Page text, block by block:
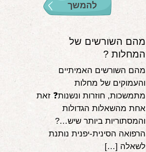
להמשך
מהם השורשים של
המחלות ?
מהם השורשים האמיתיים
והעמוקים של מחלות
מתמשכות, חוזרות ונשנות❓ זאת
אחת מהשאלות הגדולות
והמסתוריות ביותר שיש…?
הרפואה הסינית-יפנית נותנת
לשאלה […]